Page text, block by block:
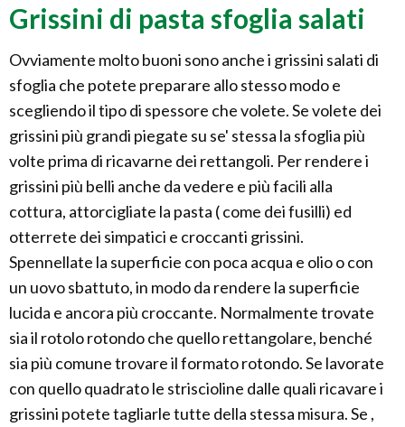
Grissini di pasta sfoglia salati
Ovviamente molto buoni sono anche i grissini salati di
sfoglia che potete preparare allo stesso modo e
scegliendo il tipo di spessore che volete. Se volete dei
grissini più grandi piegate su se' stessa la sfoglia più
volte prima di ricavarne dei rettangoli. Per rendere i
grissini più belli anche da vedere e più facili alla
cottura, attorcigliate la pasta ( come dei fusilli) ed
otterrete dei simpatici e croccanti grissini.
Spennellate la superficie con poca acqua e olio o con
un uovo sbattuto, in modo da rendere la superficie
lucida e ancora più croccante. Normalmente trovate
sia il rotolo rotondo che quello rettangolare, benché
sia più comune trovare il formato rotondo. Se lavorate
con quello quadrato le striscioline dalle quali ricavare i
grissini potete tagliarle tutte della stessa misura. Se ,